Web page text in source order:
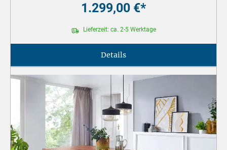
1.299,00 €*
Lieferzeit: ca. 2-5 Werktage
Details